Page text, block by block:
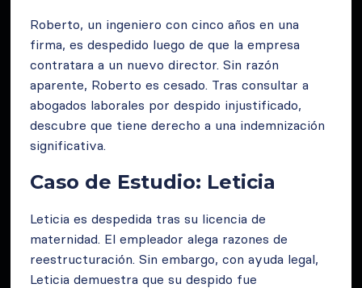
Roberto, un ingeniero con cinco años en una
firma, es despedido luego de que la empresa
contratara a un nuevo director. Sin razón
aparente, Roberto es cesado. Tras consultar a
abogados laborales por despido injustificado,
descubre que tiene derecho a una indemnización
significativa.
Caso de Estudio: Leticia
Leticia es despedida tras su licencia de
maternidad. El empleador alega razones de
reestructuración. Sin embargo, con ayuda legal,
Leticia demuestra que su despido fue